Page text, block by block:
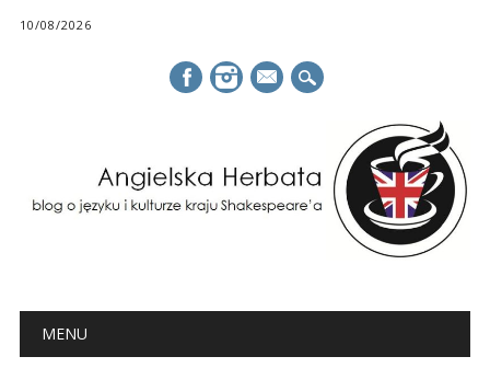
10/08/2026
mail
Main menu
MENU